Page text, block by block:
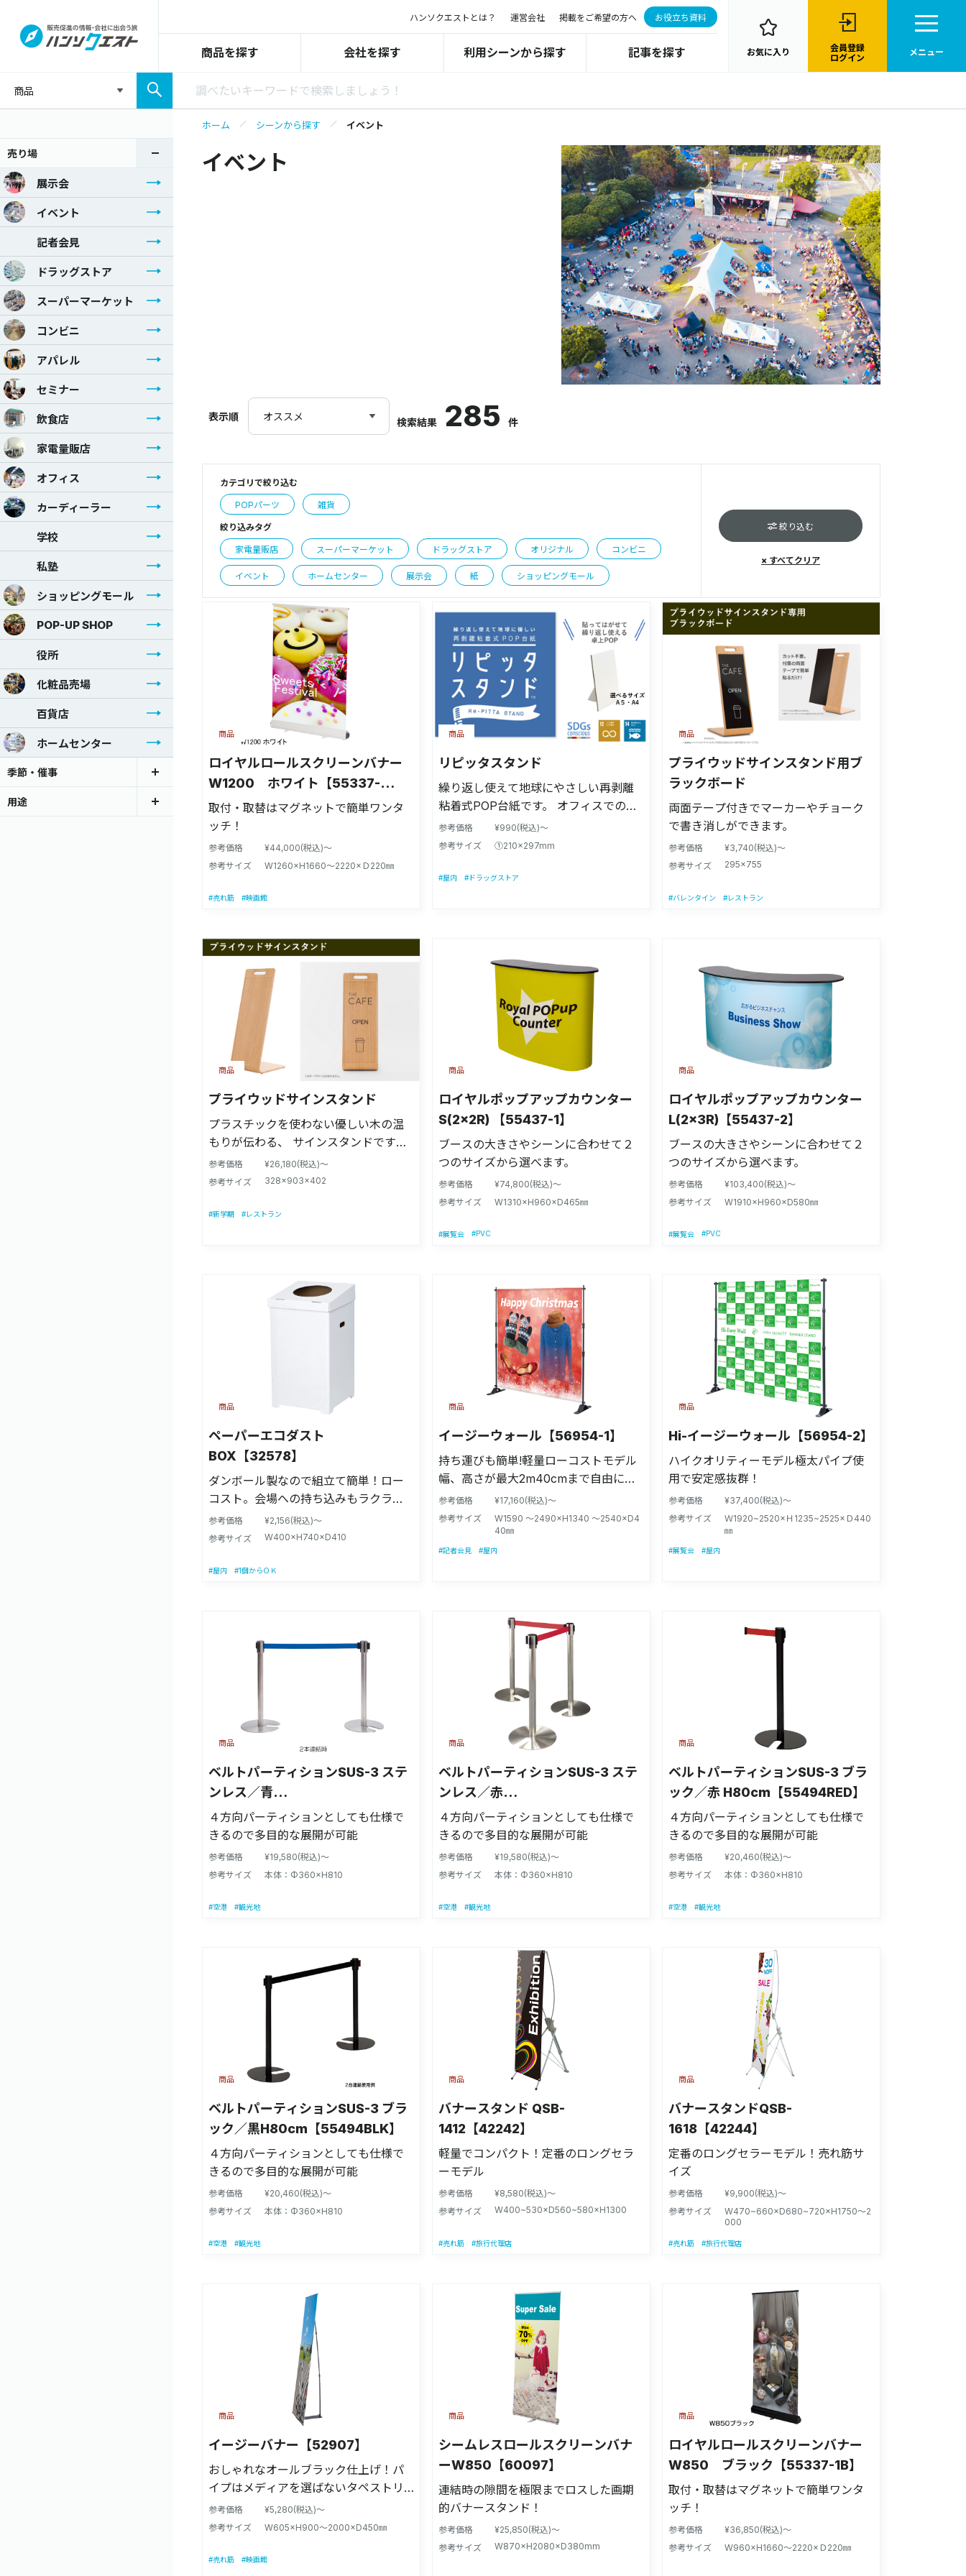
ハンソクエストとは？ 運営会社 掲載をご希望の方へ お役立ち資料
商品を探す 会社を探す 利用シーンから探す 記事を探す
商品
お気に入り
会員登録
ログイン
メニュー
売り場
展示会
イベント
記者会見
ドラッグストア
スーパーマーケット
コンビニ
アパレル
セミナー
飲食店
家電量販店
オフィス
カーディーラー
学校
私塾
ショッピングモール
POP-UP SHOP
役所
化粧品売場
百貨店
ホームセンター
季節・催事
用途
ホーム シーンから探す イベント
イベント
表示順 オススメ 検索結果 285 件
カテゴリで絞り込む
POPパーツ 雑貨
絞り込みタグ
家電量販店 スーパーマーケット ドラッグストア オリジナル コンビニ
イベント ホームセンター 展示会 紙 ショッピングモール
絞り込む
× すべてクリア
ロイヤルロールスクリーンバナー
W1200 ホワイト【55337-
2W】
取付・取替はマグネットで簡単ワンタ
ッチ！
参考価格
¥44,000(税込)～
参考サイズ
W1260×H1660〜2220×Ｄ220㎜
商品
#売れ筋 #映画館
リピッタスタンド
繰り返し使えて地球にやさしい再剥離
粘着式POP台紙です。 オフィスでの展
示会POPや新商品紹介に、ショップで
は店頭POPや レジ周りでの販促、イベ
ペーンのお知らせなど様々なシーンで
参考価格
¥990(税込)～
参考サイズ
①210×297mm
商品
#屋内 #ドラッグストア
プライウッドサインスタンド用ブ
ラックボード
両面テープ付きでマーカーやチョーク
で書き消しができます。
参考価格
¥3,740(税込)～
参考サイズ
295×755
商品
#バレンタイン #レストラン
プライウッドサインスタンド
プラスチックを使わない優しい木の温
もりが伝わる、 サインスタンドです。
曲木の技術を施した存在感のある デザ
インです。傾きのある場合は底面の四隅
が可能です。
参考価格
¥26,180(税込)～
参考サイズ
328×903×402
商品
#新学期 #レストラン
ロイヤルポップアップカウンター
S(2×2R) 【55437-1】
ブースの大きさやシーンに合わせて２
つのサイズから選べます。
参考価格
¥74,800(税込)～
参考サイズ
W1310×H960×D465㎜
商品
#展覧会 #PVC
ロイヤルポップアップカウンター
L(2×3R)【55437-2】
ブースの大きさやシーンに合わせて２
つのサイズから選べます。
参考価格
¥103,400(税込)～
参考サイズ
W1910×H960×D580㎜
商品
#展覧会 #PVC
ペーパーエコダスト
BOX【32578】
ダンボール製なので組立て簡単！ロー
コスト。会場への持ち込みもラクラ
ク。 90L対応で大量使用に最適！必要
な期間だけ使え環境にも優しいエコ仕
参考価格
¥2,156(税込)～
参考サイズ
W400×H740×D410
商品
#屋内 #1個からＯＫ
イージーウォール【56954-1】
持ち運びも簡単!軽量ローコストモデル
幅、高さが最大2m40cmまで自由に調
節可能!
参考価格
¥17,160(税込)～
参考サイズ
W1590 〜2490×H1340 〜2540×D4
40㎜
商品
#記者会見 #屋内
Hi-イージーウォール【56954-2】
ハイクオリティーモデル極太パイプ使
用で安定感抜群！
参考価格
¥37,400(税込)～
参考サイズ
Ｗ1920~2520×Ｈ1235~2525×Ｄ440
㎜
商品
#展覧会 #屋内
ベルトパーティションSUS-3 ステ
ンレス／青
H80cm【51354BLU】
４方向パーティションとしても仕様で
きるので多目的な展開が可能
参考価格
¥19,580(税込)～
参考サイズ
本体：Φ360×H810
商品
#空港 #観光地
ベルトパーティションSUS-3 ステ
ンレス／赤
H80cm【51354RED】
４方向パーティションとしても仕様で
きるので多目的な展開が可能
参考価格
¥19,580(税込)～
参考サイズ
本体：Φ360×H810
商品
#空港 #観光地
ベルトパーティションSUS-3 ブラ
ック／赤 H80cm【55494RED】
４方向パーティションとしても仕様で
きるので多目的な展開が可能
参考価格
¥20,460(税込)～
参考サイズ
本体：Φ360×H810
商品
#空港 #観光地
ベルトパーティションSUS-3 ブラ
ック／黒H80cm【55494BLK】
４方向パーティションとしても仕様で
きるので多目的な展開が可能
参考価格
¥20,460(税込)～
参考サイズ
本体：Φ360×H810
商品
#空港 #観光地
バナースタンド QSB-
1412【42242】
軽量でコンパクト！定番のロングセラ
ーモデル
参考価格
¥8,580(税込)～
参考サイズ
W400~530×D560~580×H1300
商品
#売れ筋 #旅行代理店
バナースタンドQSB-
1618【42244】
定番のロングセラーモデル！売れ筋サ
イズ
参考価格
¥9,900(税込)～
参考サイズ
W470~660×D680~720×H1750〜2
000
商品
#売れ筋 #旅行代理店
イージーバナー【52907】
おしゃれなオールブラック仕上げ！パ
イプはメディアを選ばないタペストリ
ータイプを採用
参考価格
¥5,280(税込)～
参考サイズ
W605×H900〜2000×D450㎜
商品
#売れ筋 #映画館
シームレスロールスクリーンバナ
ーW850【60097】
連結時の隙間を極限までロスした画期
的バナースタンド！
参考価格
¥25,850(税込)～
参考サイズ
W870×H2080×D380mm
商品
ロイヤルロールスクリーンバナー
W850 ブラック【55337-1B】
取付・取替はマグネットで簡単ワンタ
ッチ！
参考価格
¥36,850(税込)～
参考サイズ
W960×H1660〜2220×Ｄ220㎜
商品